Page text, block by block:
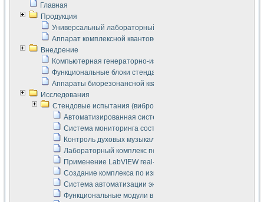
Главная
Продукция
Универсальный лабораторный стенд "Сигнал-USB"
Аппарат комплексной квантовой терапии Интроскан
Внедрение
Компьютерная генераторно-измерительная система
Функциональные блоки стенда "Сигнал-USB"
Аппараты биорезонансной квантовой терапии серии СКАН
Исследования
Стендовые испытания (виброакустика, тензометрия и т.п.)
Автоматизированная система измерения параметров
Система мониторинга состояния тяговых
Контроль духовых музыкальных инструментов
Лабораторный комплекс по исследованию элементной
Применение LabVIEW real-time module для
Создание комплекса по измерению скорости подвижного
Система автоматизации экспериментальных
Функциональные модули в стандарте Nl SCXI для